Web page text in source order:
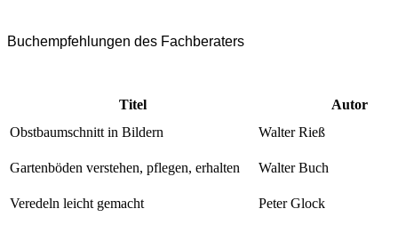
Buchempfehlungen des Fachberaters
Titel
Autor
Obstbaumschnitt in Bildern
Walter Rieß
Gartenböden verstehen, pflegen, erhalten Walter Buch
Veredeln leicht gemacht Peter Glock